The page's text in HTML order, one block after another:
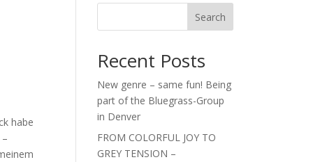
habe
Search
Recent Posts
New genre – same fun! Being
part of the Bluegrass-Group
in Denver
FROM COLORFUL JOY TO
GREY TENSION –